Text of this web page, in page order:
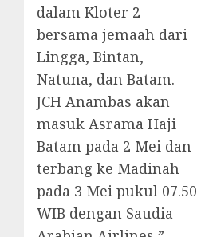
dalam Kloter 2
bersama jemaah dari
Lingga, Bintan,
Natuna, dan Batam.
JCH Anambas akan
masuk Asrama Haji
Batam pada 2 Mei dan
terbang ke Madinah
pada 3 Mei pukul 07.50
WIB dengan Saudia